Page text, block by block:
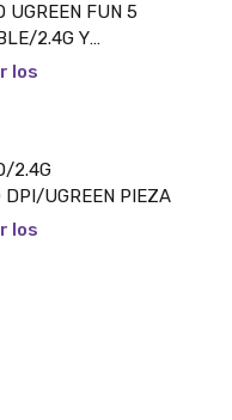
UGREEN FUN 5
2.4G Y
PIEZA
los
2.4G
UGREEN PIEZA
los